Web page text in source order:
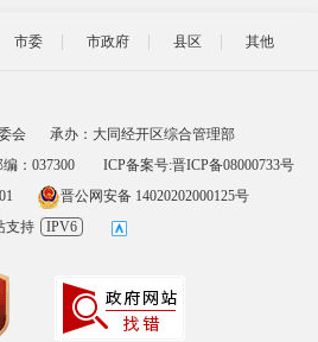
市委 市政府 县区 其他
会
承办：大同经开区综合管理部
编：037300
ICP备案号:晋ICP备08000733号
晋公网安备 14020202000125号
支持
IPV6